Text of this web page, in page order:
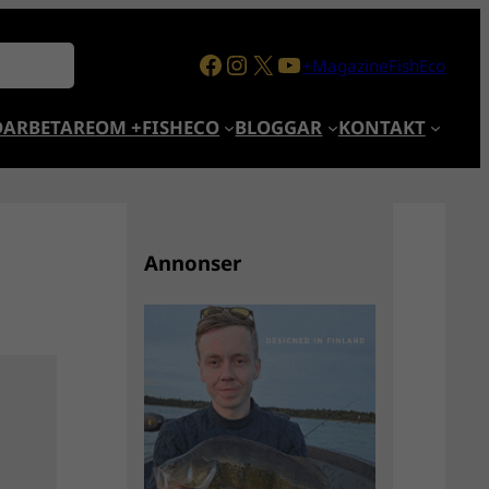
Facebook
Instagram
X YouTube
+MagazineFishEco
OM +FISHECO BLOGGAR KONTAKT
Annonser